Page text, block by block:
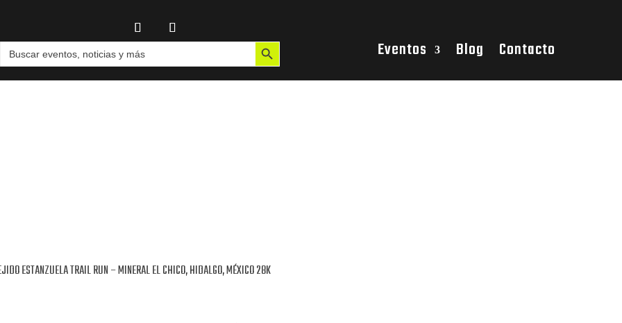
Buscar: Botón de búsqueda Eventos Blog Contacto
ESTANZUELA TRAIL RUN – MINERAL EL CHICO, HIDALGO, MÉXICO 28K